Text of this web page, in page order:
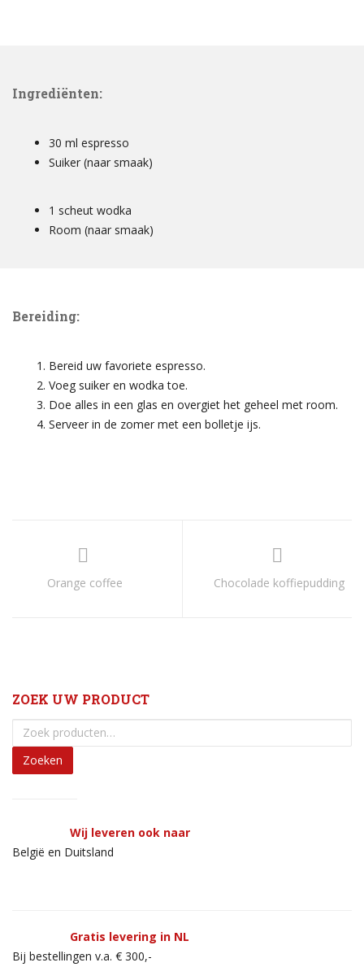
Ingrediënten:
30 ml espresso
Suiker (naar smaak)
1 scheut wodka
Room (naar smaak)
Bereiding:
Bereid uw favoriete espresso.
Voeg suiker en wodka toe.
Doe alles in een glas en overgiet het geheel met room.
Serveer in de zomer met een bolletje ijs.
Orange coffee Chocolade koffiepudding
ZOEK UW PRODUCT
Zoeken
Wij leveren ook naar
België en Duitsland
Gratis levering in NL
Bij bestellingen v.a. € 300,-